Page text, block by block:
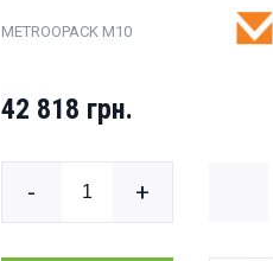
METROOPACK M10
42 818 грн.
- +